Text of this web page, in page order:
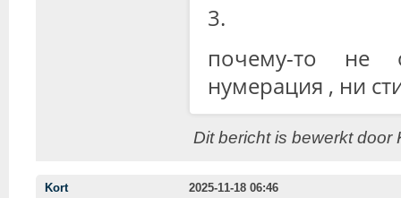
почему-то не
нумерация , ни
Dit bericht is bewerkt
Kort 2025-11-18 06:46